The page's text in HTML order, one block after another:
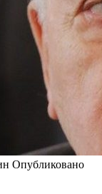
Опубликовано